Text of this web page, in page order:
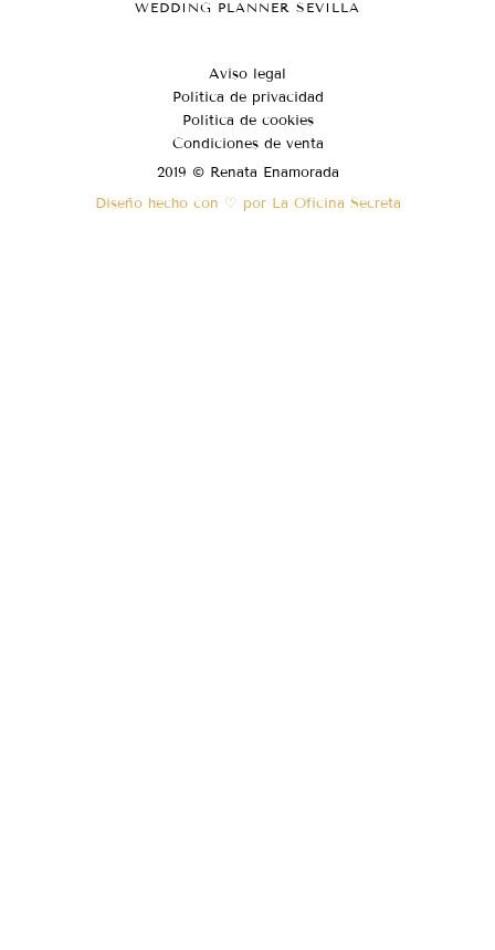
WEDDING PLANNER SEVILLA
Aviso legal
Política de privacidad
Política de cookies
Condiciones de venta
2019 © Renata Enamorada
Diseño hecho con ♡ por La Oficina Secreta